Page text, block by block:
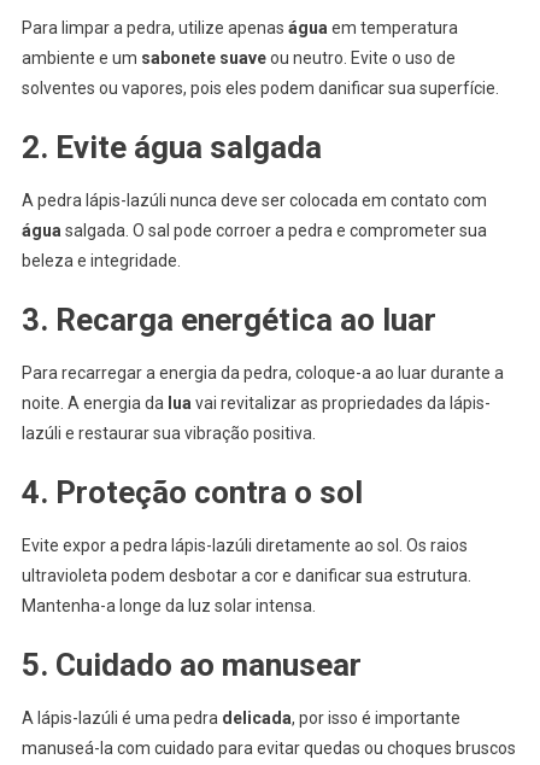
Para limpar a pedra, utilize apenas água em temperatura
ambiente e um sabonete suaveou neutro. Evite o uso de
solventes ou vapores, pois eles podem danificar sua superfície.
2. Evite água salgada
A pedra lápis-lazúli nunca deve ser colocada em contato com
água salgada. O sal pode corroer a pedra e comprometer sua
beleza e integridade.
3. Recarga energética ao luar
Para recarregar a energia da pedra, coloque-a ao luar durante a
noite. A energia da lua vai revitalizar as propriedades da lápis-
lazúli e restaurar sua vibração positiva.
4. Proteção contra o sol
Evite expor a pedra lápis-lazúli diretamente ao sol. Os raios
ultravioleta podem desbotar a cor e danificar sua estrutura.
Mantenha-a longe da luz solar intensa.
5. Cuidado ao manusear
A lápis-lazúli é uma pedra delicada, por isso é importante
manuseá-la com cuidado para evitar quedas ou choques bruscos